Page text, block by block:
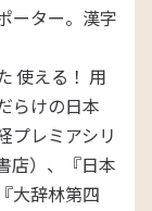
ーター。漢字
使える！ 用
らけの日本
プレミアシリ
店）、『日本
大辞林第四